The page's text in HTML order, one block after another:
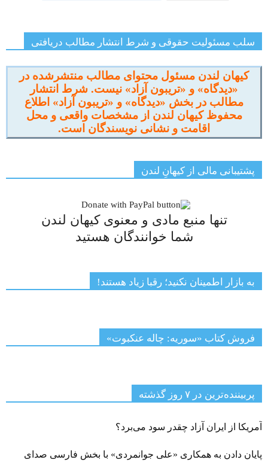
سلب مسئولیت حقوقی و شرط انتشار مطالب دریافتی
کیهان لندن مسئول محتوای مطالب منتشرشده در
«دیدگاه» و «تریبون آزاد» نیست. شرط انتشار
مطالب در بخش «دیدگاه» و «تریبون آزاد» اطلاع
محفوظ کیهان لندن از مشخصات واقعی و محل
اقامت و نشانی نویسندگان است.
پشتیبانی مالی از کیهانِ لندن
تنها منبع مادی و معنوی کیهان لندن
شما خوانندگان هستید
به بازار اطمینان نکنید؛ رقبا زیاد هستند!
فروش کتاب «سوریه: چاله عنکبوت»
پربیننده‌ترین‌ در ۷ روز گذشته
آمریکا از ایران آزاد چقدر سود می‌برد؟
پایان دادن به همکاری «علی جوانمردی» با بخش فارسی صدای